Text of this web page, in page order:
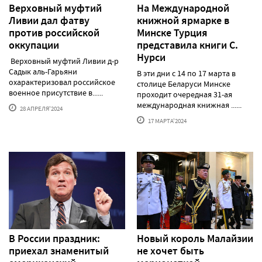
Верховный муфтий
Ливии дал фатву
против российской
оккупации
Верховный муфтий Ливии д-р
Садык аль-Гарьяни
охарактеризовал российское
военное присутствие в......
28 АПРЕЛЯ'2024
На Международной
книжной ярмарке в
Минске Турция
представила книги С.
Нурси
В эти дни с 14 по 17 марта в
столице Беларуси Минске
проходит очередная 31-ая
международная книжная ......
17 МАРТА'2024
В России праздник:
приехал знаменитый
Новый король Малайзии
не хочет быть